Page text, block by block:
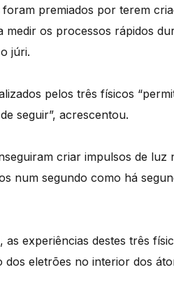
foram premiados por terem
medir os processos rápidos
júri.
pelos três físicos
seguir”, acrescentou.
criar impulsos de luz
num segundo como há
as experiências destes três
eletrões no interior dos